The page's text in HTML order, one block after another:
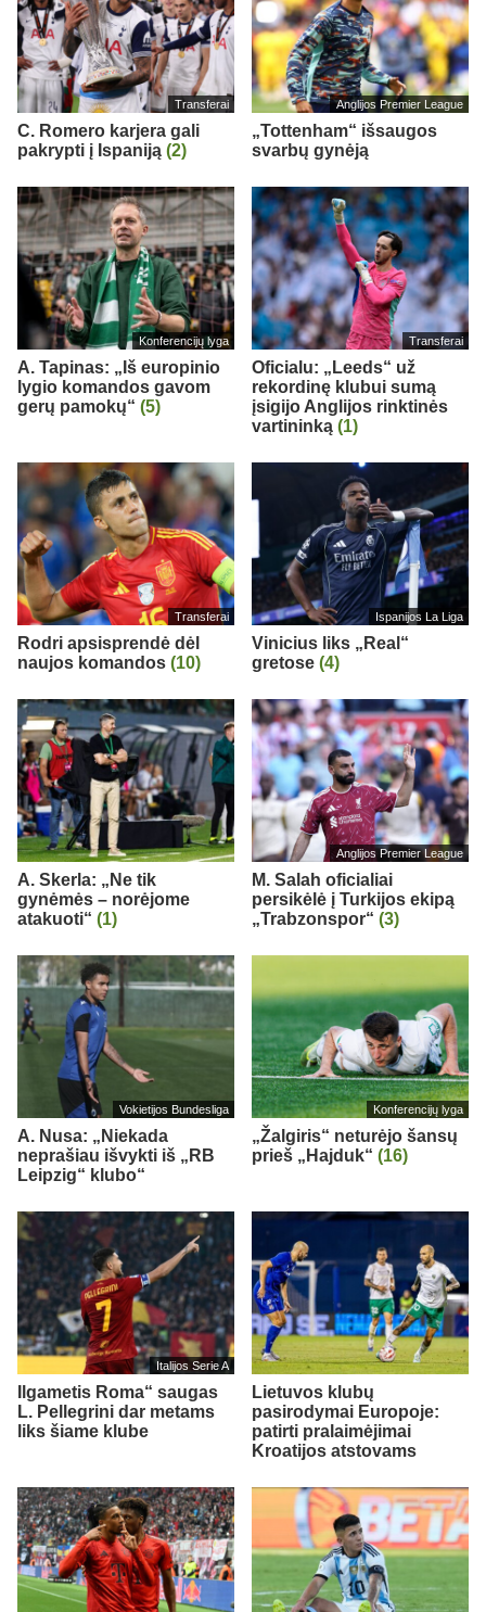
Transferai
C. Romero karjera gali
pakrypti į Ispaniją (2)
Anglijos Premier League
„Tottenham“ išsaugos
svarbų gynėją
Konferencijų lyga
A. Tapinas: „Iš europinio
lygio komandos gavom
gerų pamokų“ (5)
Transferai
Oficialu: „Leeds“ už
rekordinę klubui sumą
įsigijo Anglijos rinktinės
vartininką (1)
Transferai
Rodri apsisprendė dėl
naujos komandos (10)
Ispanijos La Liga
Vinicius liks „Real“
gretose (4)
A. Skerla: „Ne tik
gynėmės – norėjome
atakuoti“ (1)
Anglijos Premier League
M. Salah oficialiai
persikėlė į Turkijos ekipą
„Trabzonspor“ (3)
Vokietijos Bundesliga
A. Nusa: „Niekada
neprašiau išvykti iš „RB
Leipzig“ klubo“
Konferencijų lyga
„Žalgiris“ neturėjo šansų
prieš „Hajduk“ (16)
Italijos Serie A
Ilgametis Roma“ saugas
L. Pellegrini dar metams
liks šiame klube
Lietuvos klubų
pasirodymai Europoje:
patirti pralaimėjimai
Kroatijos atstovams